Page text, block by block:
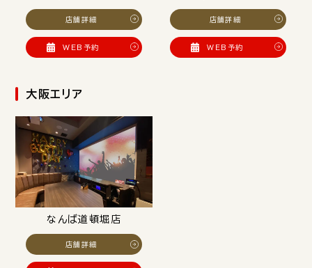
店舗詳細
WEB予約
店舗詳細
WEB予約
大阪エリア
なんば道頓堀店
店舗詳細